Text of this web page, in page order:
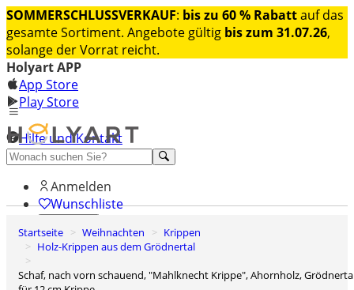
SOMMERSCHLUSSVERKAUF: bis zu 60 % Rabattauf das
gesamte Sortiment. Angebote gültig bis zum 31.07.26,
solange der Vorrat reicht.
Holyart APP
App Store
Play Store
Hilfe und Kontakt
Entdecken Sie Premium
Anmelden
Wunschliste
0
Warenkorb
Startseite Weihnachten
Krippen
Holz-Krippen aus dem Grödnertal
Schaf, nach vorn schauend, "Mahlknecht Krippe", Ahornholz, Grödnertal,